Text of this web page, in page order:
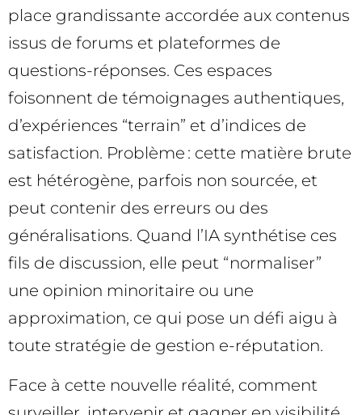
place grandissante accordée aux contenus
issus de forums et plateformes de
questions-réponses. Ces espaces
foisonnent de témoignages authentiques,
d’expériences “terrain” et d’indices de
satisfaction. Problème : cette matière brute
est hétérogène, parfois non sourcée, et
peut contenir des erreurs ou des
généralisations. Quand l’IA synthétise ces
fils de discussion, elle peut “normaliser”
une opinion minoritaire ou une
approximation, ce qui pose un défi aigu à
toute stratégie de gestion e-réputation.
Face à cette nouvelle réalité, comment